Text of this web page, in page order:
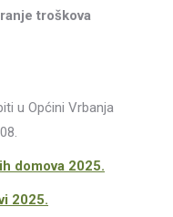
troškova
u Općini Vrbanja
domova 2025.
2025.